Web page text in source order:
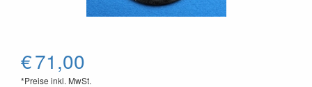
€71,00
*Preise inkl. MwSt.